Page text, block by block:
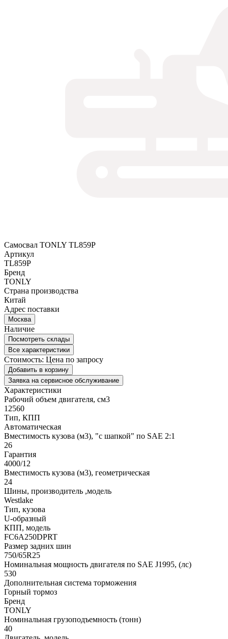
Самосвал TONLY TL859P
Артикул
TL859P
Бренд
TONLY
Страна производства
Китай
Адрес поставки
Москва
Наличие
Посмотреть склады
Все характеристики
Стоимость: Цена по запросу
Добавить в корзину
Заявка на сервисное обслуживание
Характеристики
Рабочий объем двигателя, см3
12560
Тип, КПП
Автоматическая
Вместимость кузова (м3), "с шапкой" по SAE 2:1
26
Гарантия
4000/12
Вместимость кузова (м3), геометрическая
24
Шины, производитель ,модель
Westlake
Тип, кузова
U-образный
КПП, модель
FC6A250DPRT
Размер задних шин
750/65R25
Номинальная мощность двигателя по SAE J1995, (лс)
530
Дополнительная система торможения
Горный тормоз
Бренд
TONLY
Номинальная грузоподъемность (тонн)
40